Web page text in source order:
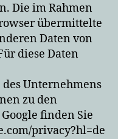
Die im Rahmen
übermittelte
Daten von
diese Daten
Unternehmens
zu den
finden Sie
privacy?hl=de